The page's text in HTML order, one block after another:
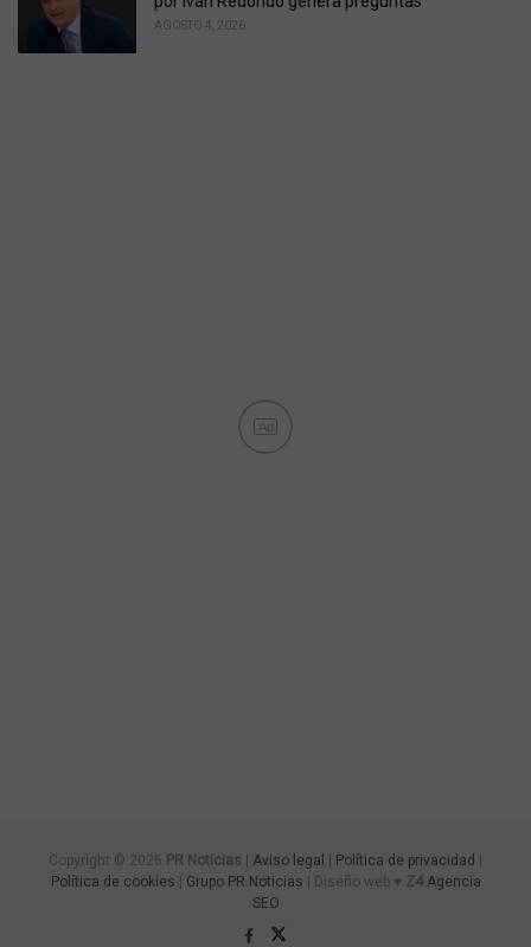
AGOSTO 4, 2026
Ad
Copyright © 2026 PR Noticias Aviso legal Política de privacidad
Política de cookies
Grupo PR Noticias | Diseño web ♥ Z4 Agencia
SEO